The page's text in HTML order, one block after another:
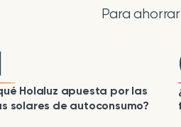
Para
Holaluz apuesta por las
solares de autoconsumo?